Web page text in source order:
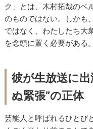
ク」とは、木村拓哉のベ
のものではない。しかも
ではなく、わたしたち大
を念頭に置く必要がある。
彼が生放送に
ぬ緊張”の正体
芸能人と呼ばれるひとび